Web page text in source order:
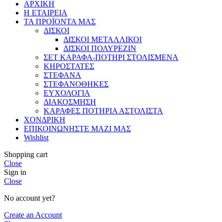
ΑΡΧΙΚΗ
Η ΕΤΑΙΡΕΙΑ
ΤΑ ΠΡΟΪΟΝΤΑ ΜΑΣ
ΔΙΣΚΟΙ
ΔΙΣΚΟΙ ΜΕΤΑΛΛΙΚΟΙ
ΔΙΣΚΟΙ ΠΟΛΥΡΕΖΙΝ
ΣΕΤ ΚΑΡΑΦΑ-ΠΟΤΗΡΙ ΣΤΟΛΙΣΜΕΝΑ
ΚΗΡΟΣΤΑΤΕΣ
ΣΤΕΦΑΝΑ
ΣΤΕΦΑΝΟΘΗΚΕΣ
ΕΥΧΟΛΟΓΙΑ
ΔΙΑΚΟΣΜΗΣΗ
ΚΑΡΑΦΕΣ ΠΟΤΗΡΙΑ ΑΣΤΟΛΙΣΤΑ
ΧΟΝΔΡΙΚΗ
ΕΠΙΚΟΙΝΩΝΗΣΤΕ ΜΑΖΙ ΜΑΣ
Wishlist
Shopping cart
Close
Sign in
Close
No account yet?
Create an Account